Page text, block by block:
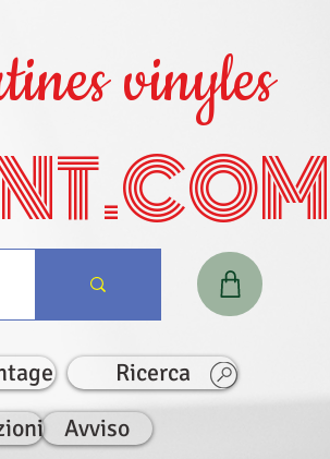
vinyles
Ricerca
Avviso